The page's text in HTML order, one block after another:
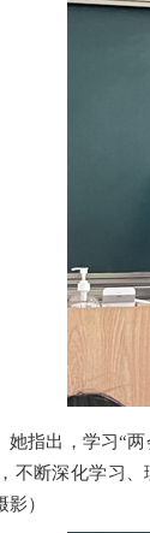
她指出 ，学习“两
， 不断深化学习
影）